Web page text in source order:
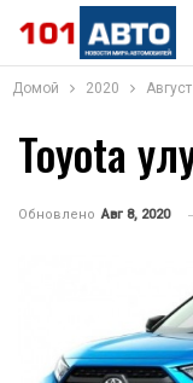
Домой 2020 Август
Toyota
Обновлено Авг 8, 2020